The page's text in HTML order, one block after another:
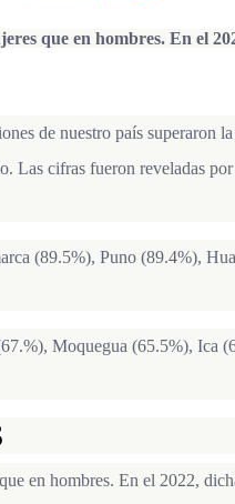
que en hombres. En el
de nuestro país superaron
Las cifras fueron reveladas
(89.5%), Puno (89.4%),
Moquegua (65.5%), Ica
en hombres. En el 2022,